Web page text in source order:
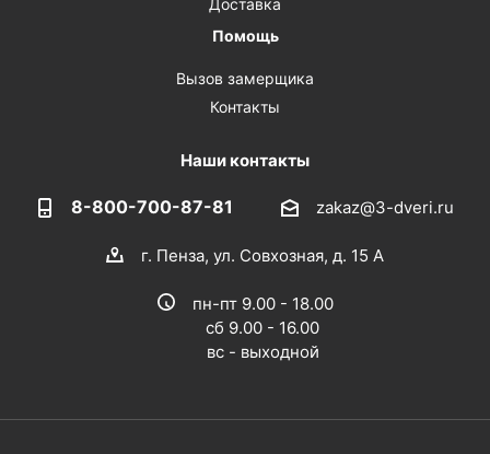
Доставка
Помощь
Вызов замерщика
Контакты
Наши контакты
8-800-700-87-81 zakaz@3-dveri.ru
г. Пенза, ул. Совхозная, д. 15 А
пн-пт 9.00 - 18.00
сб 9.00 - 16.00
вс - выходной